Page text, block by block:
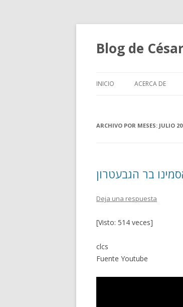
Blog de
INICIO ACERCA DE
ARCHIVO POR MESES: JULIO
בר הגבעטרון
Deja una respuesta
[Visto: 514 veces]
clcs
Fuente Youtube